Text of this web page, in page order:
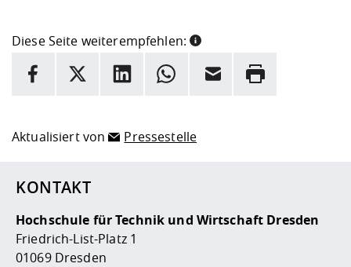
Diese Seite weiterempfehlen:
INFORMATION
Facebook
X LinkedInWhatsappE-Mail Drucken
Aktualisiert von Pressestelle
KONTAKT
Hochschule für Technik und Wirtschaft Dresden
Friedrich-List-Platz 1
01069 Dresden